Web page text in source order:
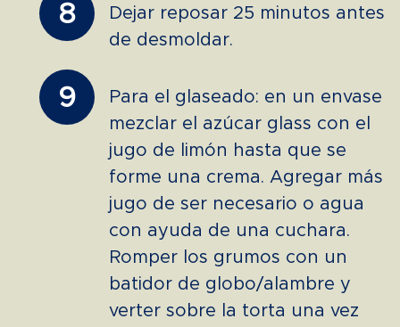
8
Dejar reposar 25 minutos antes
de desmoldar.
9
Para el glaseado: en un envase
mezclar el azúcar glass con el
jugo de limón hasta que se
forme una crema. Agregar más
jugo de ser necesario o agua
con ayuda de una cuchara.
Romper los grumos con un
batidor de globo/alambre y
verter sobre la torta una vez